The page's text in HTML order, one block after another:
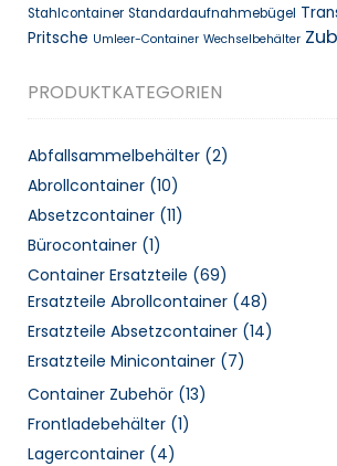
Stahlcontainer Standardaufnahmebügel
Pritsche Umleer-Container Wechselbehälter
PRODUKTKATEGORIEN
Abfallsammelbehälter (2)
Abrollcontainer (10)
Absetzcontainer (11)
Bürocontainer (1)
Container Ersatzteile (69)
Ersatzteile Abrollcontainer (48)
Ersatzteile Absetzcontainer (14)
Ersatzteile Minicontainer (7)
Container Zubehör (13)
Frontladebehälter (1)
Lagercontainer (4)